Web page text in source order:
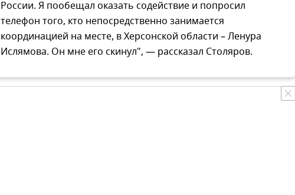
России. Я пообещал оказать содействие и попросил
телефон того, кто непосредственно занимается
координацией на месте, в Херсонской области – Ленура
Ислямова. Он мне его скинул", — рассказал Столяров.